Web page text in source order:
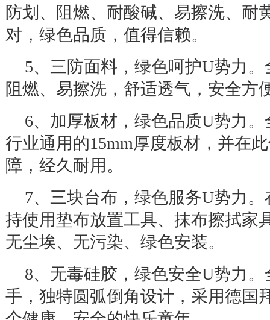
防划、阻燃、耐酸碱、易擦洗、耐
对，绿色品质，值得信赖。
5、三防面料，绿色呵护U势力。
阻燃、易擦洗，舒适透气，安全方
6、加厚板材，绿色品质U势力。
行业通用的15mm厚度板材，并在
障，经久耐用。
7、三块台布，绿色服务U势力。
持使用垫布放置工具、抹布擦拭家
无尘埃、无污染、绿色安装。
8、无毒硅胶，绿色安全U势力。
手，独特圆弧倒角设计，采用德国